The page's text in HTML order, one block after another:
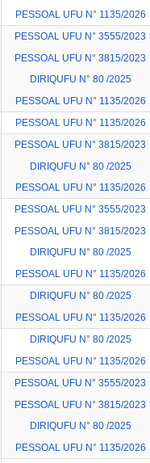
PESSOAL UFU N° 1135/2026
PESSOAL UFU N° 3555/2023
PESSOAL UFU N° 3815/2023
DIRIQUFU N° 80 /2025
PESSOAL UFU N° 1135/2026
PESSOAL UFU N° 1135/2026
PESSOAL UFU N° 3815/2023
DIRIQUFU N° 80 /2025
PESSOAL UFU N° 1135/2026
PESSOAL UFU N° 3555/2023
PESSOAL UFU N° 3815/2023
DIRIQUFU N° 80 /2025
PESSOAL UFU N° 1135/2026
DIRIQUFU N° 80 /2025
PESSOAL UFU N° 1135/2026
DIRIQUFU N° 80 /2025
PESSOAL UFU N° 1135/2026
PESSOAL UFU N° 3555/2023
PESSOAL UFU N° 3815/2023
DIRIQUFU N° 80 /2025
PESSOAL UFU N° 1135/2026